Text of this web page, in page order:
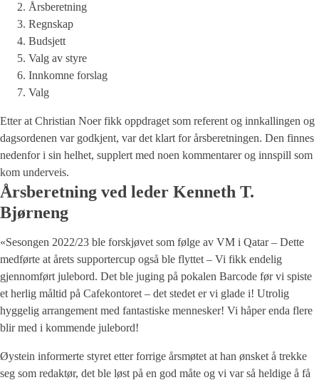
Årsberetning
Regnskap
Budsjett
Valg av styre
Innkomne forslag
Valg
Etter at Christian Noer fikk oppdraget som referent og innkallingen og
dagsordenen var godkjent, var det klart for årsberetningen. Den finnes
nedenfor i sin helhet, supplert med noen kommentarer og innspill som
kom underveis.
Årsberetning ved leder Kenneth T.
Bjørneng
«Sesongen 2022/23 ble forskjøvet som følge av VM i Qatar – Dette
medførte at årets supportercup også ble flyttet – Vi fikk endelig
gjennomført julebord. Det ble juging på pokalen Barcode før vi spiste
et herlig måltid på Cafekontoret – det stedet er vi glade i! Utrolig
hyggelig arrangement med fantastiske mennesker! Vi håper enda flere
blir med i kommende julebord!
Øystein informerte styret etter forrige årsmøtet at han ønsket å trekke
seg som redaktør, det ble løst på en god måte og vi var så heldige å få